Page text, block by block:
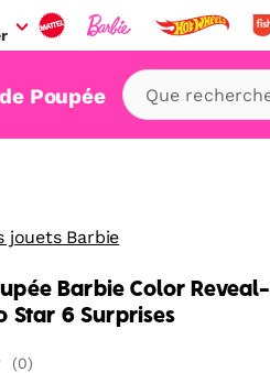
Poupée
jouets Barbie
Barbie Color Reveal-
Star 6 Surprises
(0)